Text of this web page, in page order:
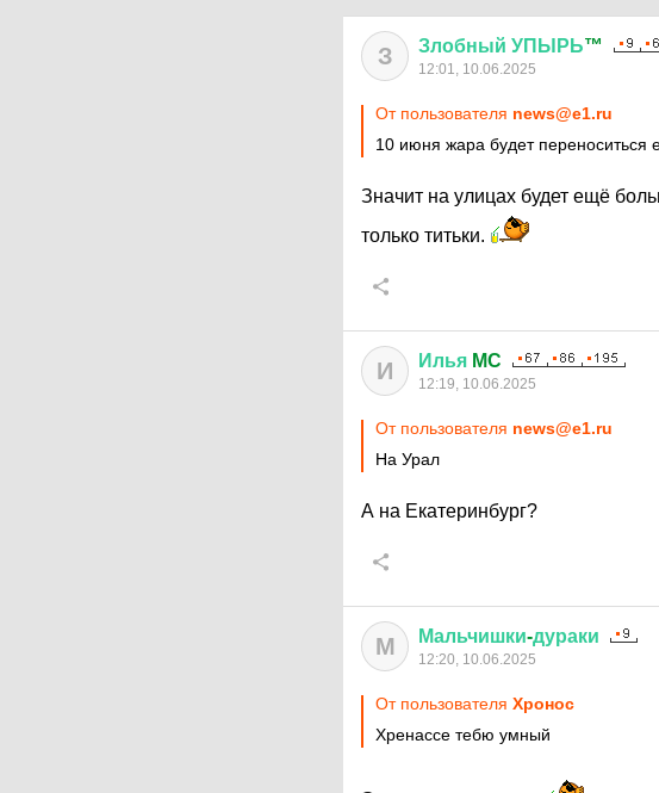
З Злобный УПЫРЬ™
12:01, 10.06.2025
От пользователя news@e1.ru
10 июня жара будет
Значит на улицах будет ещё
только титьки.
И Илья MC
12:19, 10.06.2025
От пользователя news@e1.ru
На Урал
А на Екатеринбург?
М Мальчишки-дураки
12:20, 10.06.2025
От пользователя Хронос
Хренассе тебю умный